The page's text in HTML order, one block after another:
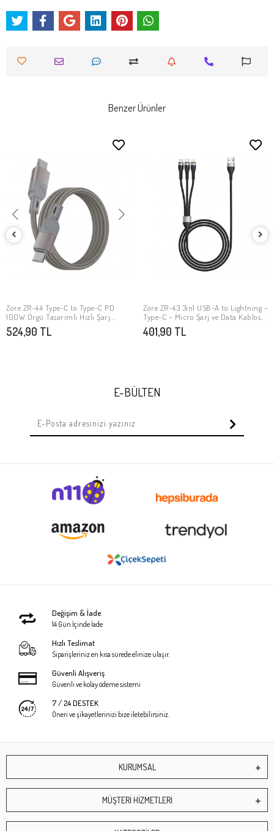
Benzer Ürünler
SEPETE EKLE
Zore ZR-44 Type-C to Type-C PD
100W Örgü Tasarımlı Hızlı Şarj
Özellikli Data ve Şarj Kablosu 1M
524,90 TL
SEPETE EKLE
Zore ZR-43 3in1 USB-A to Lightning –
Type-C – Micro Şarj ve Data Kablosu
20W 1.5M
401,90 TL
E-BÜLTEN
Değişim & İade
14 Gün İçinde İade
Hızlı Teslimat
Siparişleriniz en kısa sürede elinize ulaşır.
Güvenli Alışveriş
Güvenli ve kolay ödeme sistemi
7 / 24 DESTEK
Öneri ve şikayetlerinizi bize iletebilirsiniz.
KURUMSAL
MÜŞTERİ HİZMETLERİ